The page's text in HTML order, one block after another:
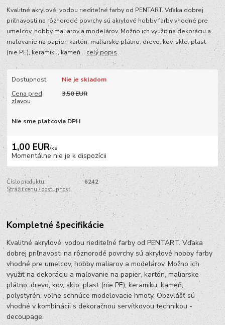
Kvalitné akrylové, vodou riediteľné farby od PENTART. Vďaka dobrej
priľnavosti na rôznorodé povrchy sú akrylové hobby farby vhodné pre
umelcov, hobby maliarov a modelárov. Možno ich využiť na dekoráciu a
maľovanie na papier, kartón, maliarske plátno, drevo, kov, sklo, plast
(nie PE), keramiku, kameň...celý popis
Dostupnosť
Nie je skladom
Cena pred
zľavou
3,50 EUR
Nie sme platcovia DPH
1,00 EUR/ks
Momentálne nie je k dispozícii
Číslo produktu:
6242
Strážiť cenu / dostupnosť
Kompletné špecifikácie
Kvalitné akrylové, vodou riediteľné farby od PENTART. Vďaka
dobrej priľnavosti na rôznorodé povrchy sú akrylové hobby farby
vhodné pre umelcov, hobby maliarov a modelárov. Možno ich
využiť na dekoráciu a maľovanie na papier, kartón, maliarske
plátno, drevo, kov, sklo, plast (nie PE), keramiku, kameň,
polystyrén, voľne schnúce modelovacie hmoty. Obzvlášť sú
vhodné v kombinácii s dekoračnou servítkovou technikou -
decoupage.